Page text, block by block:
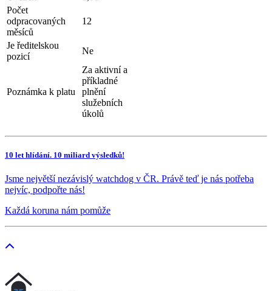
Počet
odpracovaných
měsíců
12
Je ředitelskou
pozicí
Ne
Poznámka k platu
Za aktivní a
příkladné
plnění
služebních
úkolů
10 let hlídání. 10 miliard výsledků!
Jsme největší nezávislý watchdog v ČR. Právě teď je nás potřeba
nejvíc, podpořte nás!
Každá koruna nám pomůže